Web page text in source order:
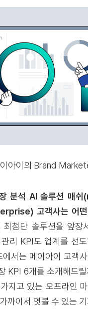
아이의 Brand
분석 AI 솔루션 매
고객사는 어
최첨단 솔루션을 앞장
리 KPI도 업계를 선도
서는 메이아이 고객
KPI 6개를 소개해드
지고 있는 오프라인
까이서 엿볼 수 있는